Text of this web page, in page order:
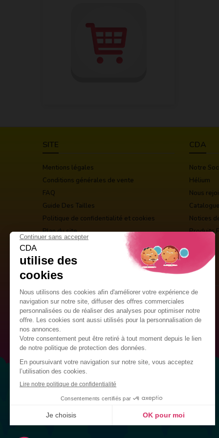
SITE
Mentions légales
Conditions générales de vente
FAQ
Guide Des Tailles
Politique de confidentialité et cookies
Plan du site
Kits de décoration
Drapeaux Personnalisés
CDA
Notre
Hélium
Nous
Notices
Produits